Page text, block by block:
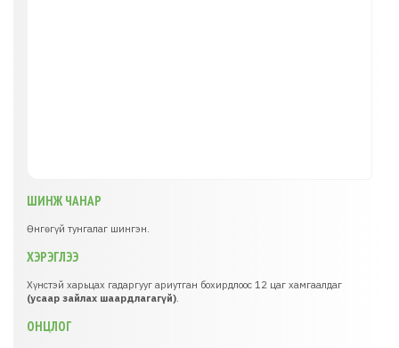
ШИНЖ ЧАНАР
Өнгөгүй тунгалаг шингэн.
ХЭРЭГЛЭЭ
Хүнстэй харьцах гадаргууг ариутган бохирдлоос 12 цаг хамгаалдаг
(усаар зайлах шаардлагагүй).
ОНЦЛОГ